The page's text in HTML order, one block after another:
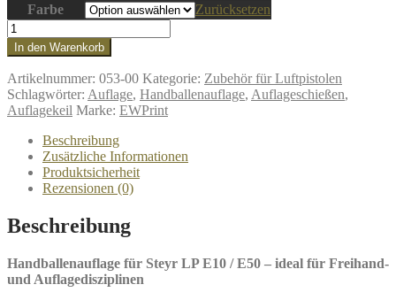
Farbe
Zurücksetzen
Handballenauflage
für
Auflageschiessen
Steyr
LP
E10
/
E50
Menge
In den Warenkorb
Artikelnummer: 053-00 Kategorie: Zubehör für Luftpistolen
Schlagwörter: Auflage, Handballenauflage, Auflageschießen,
Auflagekeil Marke: EWPrint
Beschreibung
Zusätzliche Informationen
Produktsicherheit
Rezensionen (0)
Beschreibung
Handballenauflage für Steyr LP E10 / E50 – ideal für Freihand-
und Auflagedisziplinen